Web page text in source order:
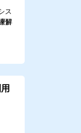
ス
解
習